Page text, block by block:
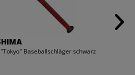
"Tokyo" Baseballschläger schwarz